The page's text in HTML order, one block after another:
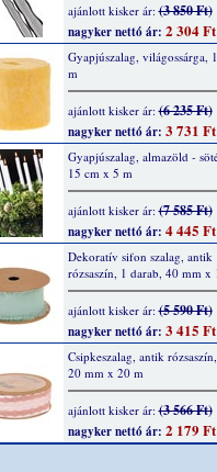
ajánlott kisker ár:(3 850 Ft)
nagyker nettó ár: 2 304 Ft
Gyapjúszalag, világossárga,
m
ajánlott kisker ár:(6 235 Ft)
nagyker nettó ár: 3 731 Ft
Gyapjúszalag, almazöld -
15 cm x 5 m
ajánlott kisker ár:(7 585 Ft)
nagyker nettó ár: 4 445 Ft
Dekoratív sifon szalag, antik
rózsaszín, 1 darab, 40 mm x
ajánlott kisker ár:(5 590 Ft)
nagyker nettó ár: 3 415 Ft
Csipkeszalag, antik
20 mm x 20 m
ajánlott kisker ár:(3 566 Ft)
nagyker nettó ár: 2 179 Ft